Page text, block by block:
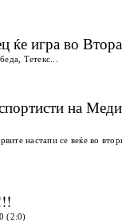
игра во
Тетекс...
на
настапи се веќе во
(2:0)